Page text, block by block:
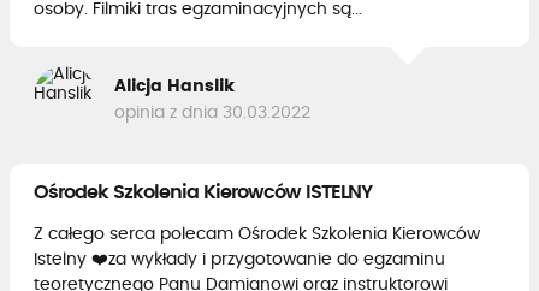
osoby. Filmiki tras egzaminacyjnych są...
Alicja Hanslik
opinia z dnia 30.03.2022
Ośrodek Szkolenia Kierowców ISTELNY
Z całego serca polecam Ośrodek Szkolenia Kierowców
Istelny ❤️za wykłady i przygotowanie do egzaminu
teoretycznego Panu Damianowi oraz instruktorowi